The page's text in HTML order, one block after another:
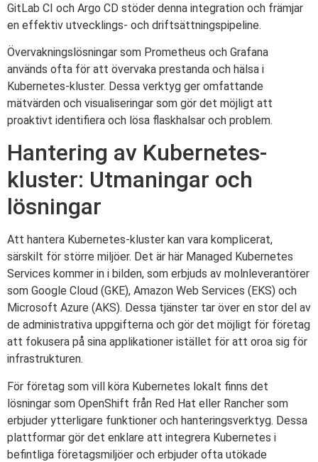
GitLab CI och Argo CD stöder denna integration och främjar
en effektiv utvecklings- och driftsättningspipeline.
Övervakningslösningar som Prometheus och Grafana
används ofta för att övervaka prestanda och hälsa i
Kubernetes-kluster. Dessa verktyg ger omfattande
mätvärden och visualiseringar som gör det möjligt att
proaktivt identifiera och lösa flaskhalsar och problem.
Hantering av Kubernetes-
kluster: Utmaningar och
lösningar
Att hantera Kubernetes-kluster kan vara komplicerat,
särskilt för större miljöer. Det är här Managed Kubernetes
Services kommer in i bilden, som erbjuds av molnleverantörer
som Google Cloud (GKE), Amazon Web Services (EKS) och
Microsoft Azure (AKS). Dessa tjänster tar över en stor del av
de administrativa uppgifterna och gör det möjligt för företag
att fokusera på sina applikationer istället för att oroa sig för
infrastrukturen.
För företag som vill köra Kubernetes lokalt finns det
lösningar som OpenShift från Red Hat eller Rancher som
erbjuder ytterligare funktioner och hanteringsverktyg. Dessa
plattformar gör det enklare att integrera Kubernetes i
befintliga företagsmiljöer och erbjuder ofta utökade